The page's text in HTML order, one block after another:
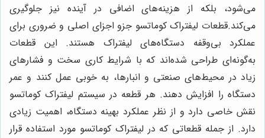
می‌شود، بلکه از هزینه‌های اضافی در آینده نیز جلوگیری
می‌کند.قطعات لیفتراک کوماتسو جزو اجزای اصلی و ضروری برای
عملکرد بی‌وقفه دستگاه‌های لیفتراک هستند. این قطعات
به‌گونه‌ای طراحی شده‌اند که با شرایط کاری سخت و فشارهای
زیاد در محیط‌های صنعتی و انبارها، به خوبی عمل کنند و عمر
دستگاه را افزایش دهند. هر قطعه در سیستم لیفتراک کوماتسو
نقش خاصی دارد و از نظر عملکرد بهینه دستگاه، اهمیت زیادی
دارد. از جمله قطعاتی که در لیفتراک کوماتسو مورد استفاده قرار